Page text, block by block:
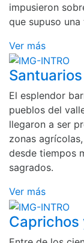
impusieron
que supuso
Ver más
El esplendor
pueblos del
llegaron a ser
zonas
desde tiempos
sagrados.
Ver más
Caprichos